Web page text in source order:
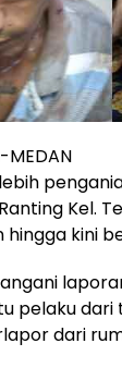
MEDAN
Kel.
hingga kini
pelaku
dari